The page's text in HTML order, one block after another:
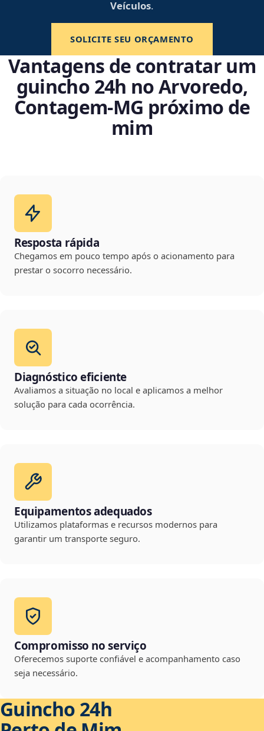
Veículos.
SOLICITE SEU ORÇAMENTO
Vantagens de contratar um
guincho 24h no Arvoredo,
Contagem‑MG próximo de
mim
Resposta rápida
Chegamos em pouco tempo após o acionamento para
prestar o socorro necessário.
Diagnóstico eficiente
Avaliamos a situação no local e aplicamos a melhor
solução para cada ocorrência.
Equipamentos adequados
Utilizamos plataformas e recursos modernos para
garantir um transporte seguro.
Compromisso no serviço
Oferecemos suporte confiável e acompanhamento caso
seja necessário.
Guincho 24h